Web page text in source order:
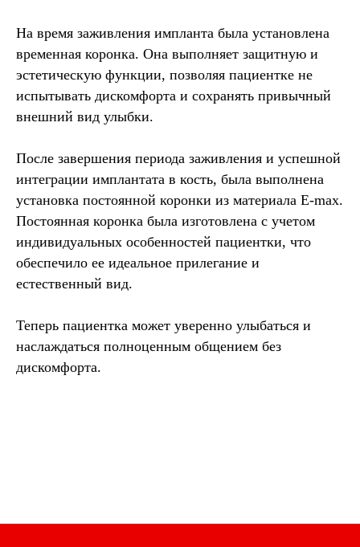
На время заживления импланта была установлена
временная коронка. Она выполняет защитную и
эстетическую функции, позволяя пациентке не
испытывать дискомфорта и сохранять привычный
внешний вид улыбки.
После завершения периода заживления и успешной
интеграции имплантата в кость, была выполнена
установка постоянной коронки из материала E-max.
Постоянная коронка была изготовлена с учетом
индивидуальных особенностей пациентки, что
обеспечило ее идеальное прилегание и
естественный вид.
Теперь пациентка может уверенно улыбаться и
наслаждаться полноценным общением без
дискомфорта.